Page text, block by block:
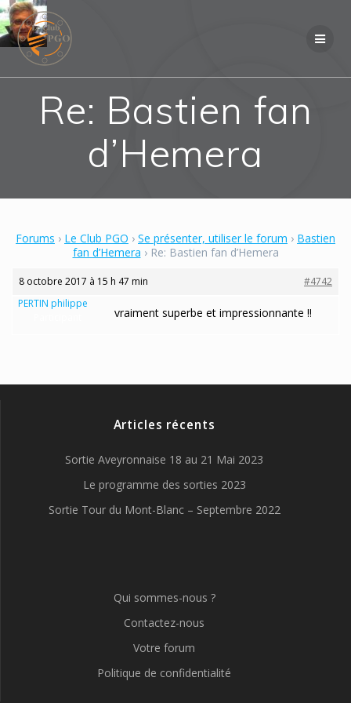
Re: Bastien fan
d’Hemera
Forums › Le Club PGO › Se présenter, utiliser le forum › Bastien
fan d’Hemera › Re: Bastien fan d’Hemera
8 octobre 2017 à 15 h 47 min
#4742
PERTIN philippe
vraiment superbe et impressionnante !!
Articles récents
Sortie Aveyronnaise 18 au 21 Mai 2023
Le programme des sorties 2023
Sortie Tour du Mont-Blanc – Septembre 2022
Qui sommes-nous ?
Contactez-nous
Votre forum
Politique de confidentialité